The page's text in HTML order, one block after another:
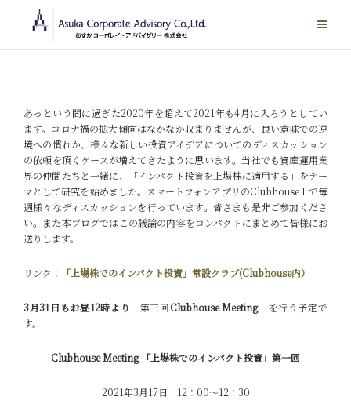
content
あっという間に過ぎた2020年を超えて2021年も4月に入ろうとしてい
ます。コロナ禍の拡大傾向はなかなか収まりませんが、良い意味での逆
境への慣れか、様々な新しい投資アイデアについてのディスカッション
の依頼を頂くケースが増えてきたように思います。当社でも資産運用業
界の仲間たちと一緒に、「インパクト投資を上場株に適用する」をテー
マとして研究を始めました。スマートフォンアプリのClubhouse上で毎
週様々なディスカッションを行っています。皆さまも是非ご参加くださ
い。また本ブログではこの議論の内容をコンパクトにまとめて皆様にお
送りします。
リンク： 「上場株でのインパクト投資」常設クラブ(Clubhouse内）
3月31日もお昼12時より 第三回Clubhouse Meetingを行う予定で
す。
Clubhouse Meeting 「上場株でのインパクト投資」第一回
2021年3月17日 12：00～12：30